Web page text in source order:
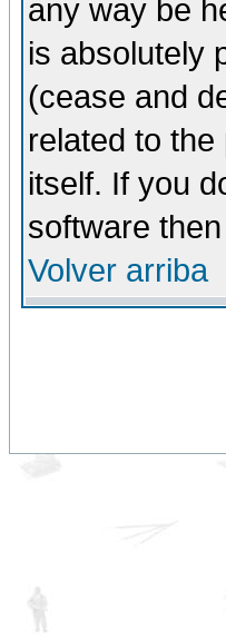
any way be
is absolutely
(cease and
related to
itself. If you
software
Volver arriba